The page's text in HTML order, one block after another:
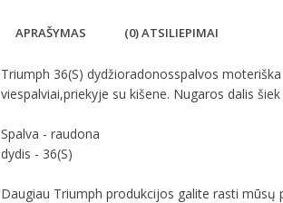
APRAŠYMAS (0) ATSILIEPIMAI
Triumph 36(S) dydžioradonosspalvos
viespalviai,priekyje su kišene. Nugaros dalis
Spalva - raudona
dydis - 36(S)
Daugiau Triumph produkcijos galite rasti mūsų